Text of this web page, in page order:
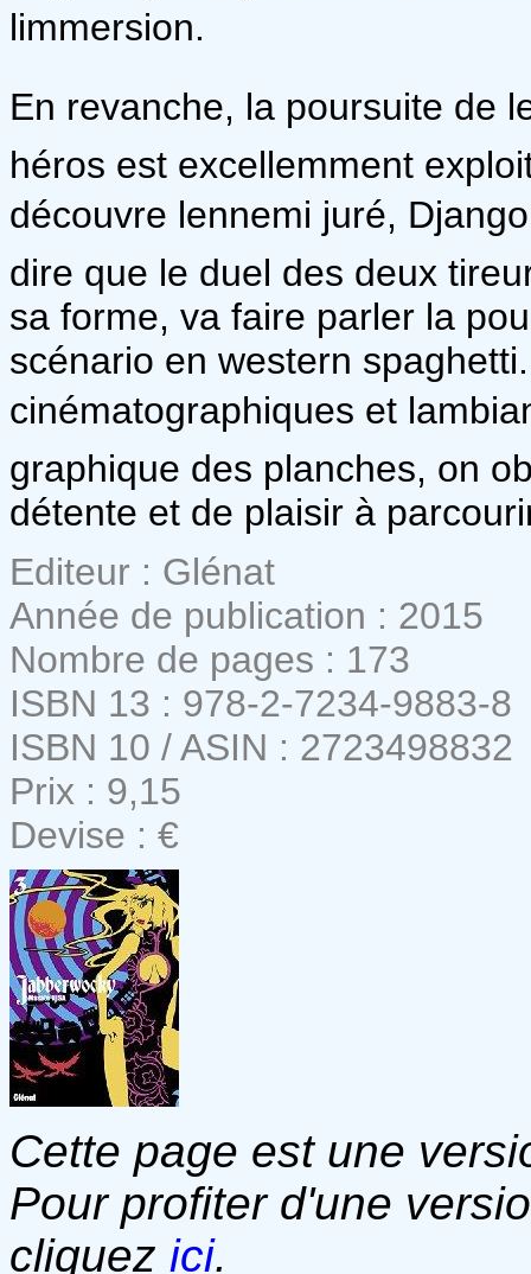
limmersion.
En revanche, la poursuite de
héros est excellemment
découvre lennemi juré,
dire que le duel des deux
sa forme, va faire parler la
scénario en western
cinématographiques et
graphique des planches, on
détente et de plaisir à
Editeur : Glénat
Année de publication : 2015
Nombre de pages : 173
ISBN 13 : 978-2-7234-9883-8
ISBN 10 / ASIN : 2723498832
Prix : 9,15
Devise : €
Cette page est une
Pour profiter d'une
cliquez ici.